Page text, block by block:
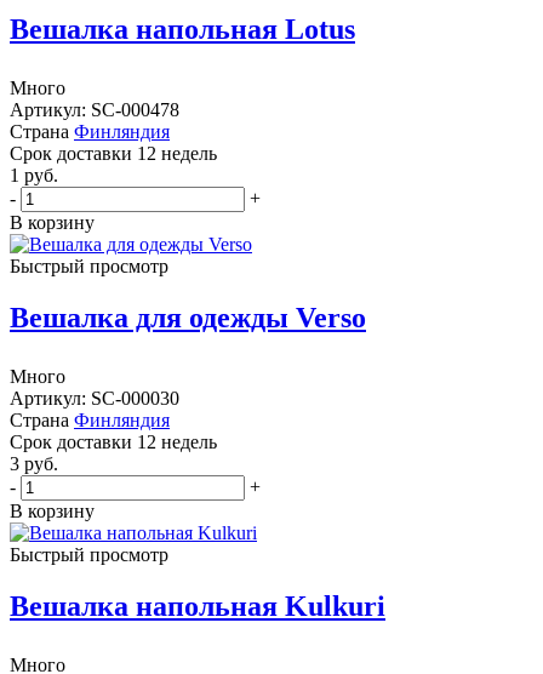
Вешалка напольная Lotus
Много
Артикул: SC-000478
Страна Финляндия
Cрок доставки 12 недель
1 руб.
-
+
В корзину
Быстрый просмотр
Вешалка для одежды Verso
Много
Артикул: SC-000030
Страна Финляндия
Cрок доставки 12 недель
3 руб.
-
+
В корзину
Быстрый просмотр
Вешалка напольная Kulkuri
Много